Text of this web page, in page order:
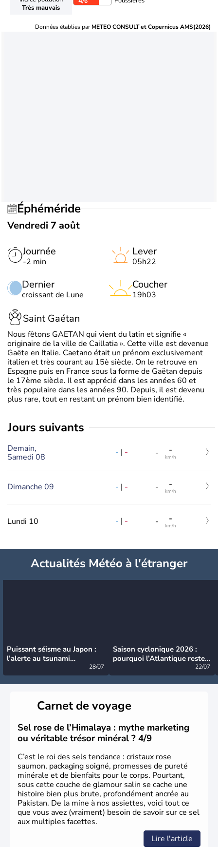
Très mauvais
Données établies parMETEO CONSULT et Copernicus AMS(2026)
Éphéméride
Vendredi 7 août
Journée
-2 min
Dernier
croissant de Lune
Lever
05h22
Coucher
19h03
Saint Gaétan
Nous fêtons GAETAN qui vient du latin et signifie «
originaire de la ville de Caillatia ». Cette ville est devenue
Gaëte en Italie. Caetano était un prénom exclusivement
italien et très courant au 15è siècle. On le retrouve en
Espagne puis en France sous la forme de Gaëtan depuis
le 17ème siècle. Il est apprécié dans les années 60 et
très populaire dans les années 90. Depuis, il est devenu
plus rare, tout en restant un prénom bien identifié.
jours suivants
Demain,
Samedi 08
- | - - -
km/h
Dimanche 09 - | - - -
km/h
Lundi 10 - | - - -
km/h
Actualités Météo à l'étranger
Puissant séisme au Japon :
l’alerte au tsunami
28/07
Saison cyclonique 2026 :
pourquoi l’Atlantique reste
22/07
Carnet de voyage
Sel rose de l’Himalaya : mythe marketing
ou véritable trésor minéral ? 4/9
C’est le roi des sels tendance : cristaux rose
saumon, packaging soigné, promesses de pureté
minérale et de bienfaits pour le corps. Pourtant,
sous cette couche de glamour salin se cache une
histoire bien plus brute, profondément ancrée au
Pakistan. De la mine à nos assiettes, voici tout ce
que vous avez (vraiment) besoin de savoir sur ce sel
aux multiples facettes.
Lire l'article